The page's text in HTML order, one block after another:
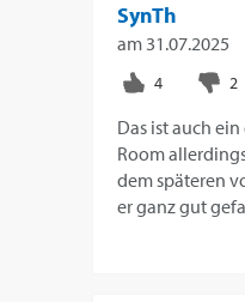
SynTh
am 31.07.2025
Das ist auch
Room
dem späteren
er ganz gut